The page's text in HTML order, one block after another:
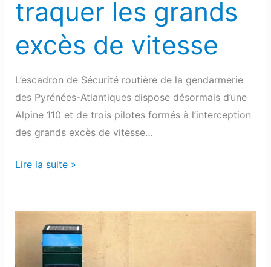
traquer les grands
excès de vitesse
L’escadron de Sécurité routière de la gendarmerie
des Pyrénées-Atlantiques dispose désormais d’une
Alpine 110 et de trois pilotes formés à l’interception
des grands excès de vitesse…
Lire la suite »